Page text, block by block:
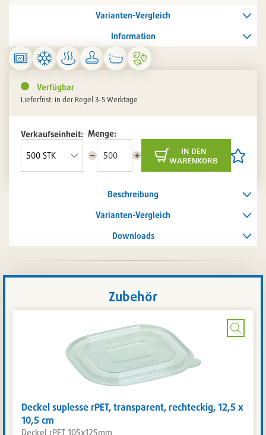
Varianten-Vergleich
Information
Verfügbar
Lieferfrist: in der Regel 3-5 Werktage
Verkaufseinheit: Menge:
Menge
Menge
in den
warenkorb
Artikel
setzen
Beschreibung
Varianten-Vergleich
Downloads
Zubehör
Bild
Deckel suplesse rPET, transparent, rechteckig, 12,5 x
10,5 cm
Deckel rPET 105x125mm